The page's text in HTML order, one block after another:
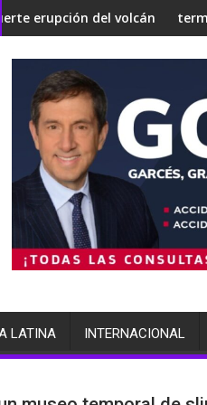
silenciosa'
volcán de Fuegoterminó arrestada
LATINA INTERNACIONAL